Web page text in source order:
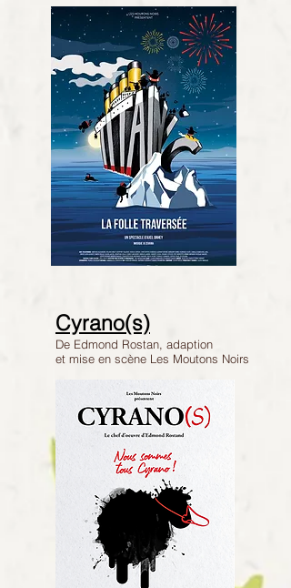
Cyrano(s)
De Edmond Rostan, adaption
et mise en scène Les Moutons Noirs